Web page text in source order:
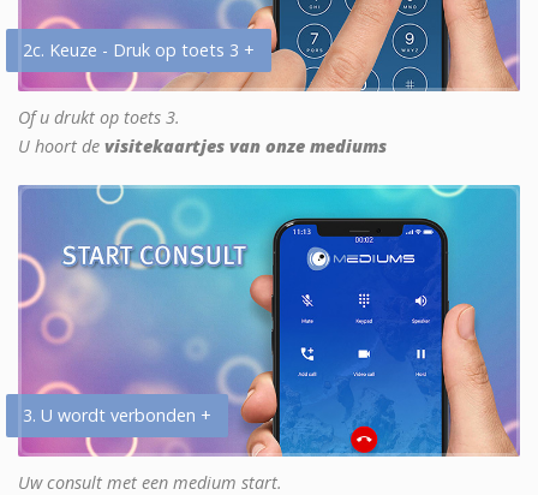
2c. Keuze - Druk op toets 3 +
Of u drukt op toets 3.
U hoort de visitekaartjes van onze mediums
3. U wordt verbonden +
Uw consult met een medium start.